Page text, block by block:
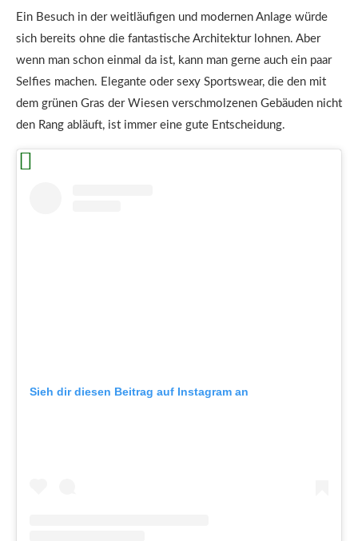
Ein Besuch in der weitläufigen und modernen Anlage würde
sich bereits ohne die fantastische Architektur lohnen. Aber
wenn man schon einmal da ist, kann man gerne auch ein paar
Selfies machen. Elegante oder sexy Sportswear, die den mit
dem grünen Gras der Wiesen verschmolzenen Gebäuden nicht
den Rang abläuft, ist immer eine gute Entscheidung.
Sieh dir diesen Beitrag auf Instagram an